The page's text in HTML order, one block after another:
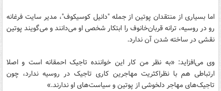
اما بسیاری از منتقدان پوتین از جمله "دانیل کوسیکوف"، مدیر سایت فرغانه
رو در روسیه، ترانه قربان‌خانوف را ابتکار شخصی او می‌دانند و می‌گویند پوتین
نقشی در ساخته شدن آن ندارد.
وی می‌افزاید: «به نظر من کار این خواننده تاجیک احمقانه است و اصلا
ارتباطی هم با نظراکثریت مهاجرین کاری تاجیک در روسیه ندارد، چون
تاجیک‌های مهاجر دلخوشی از پوتین و سیاست‌های او ندارند.»